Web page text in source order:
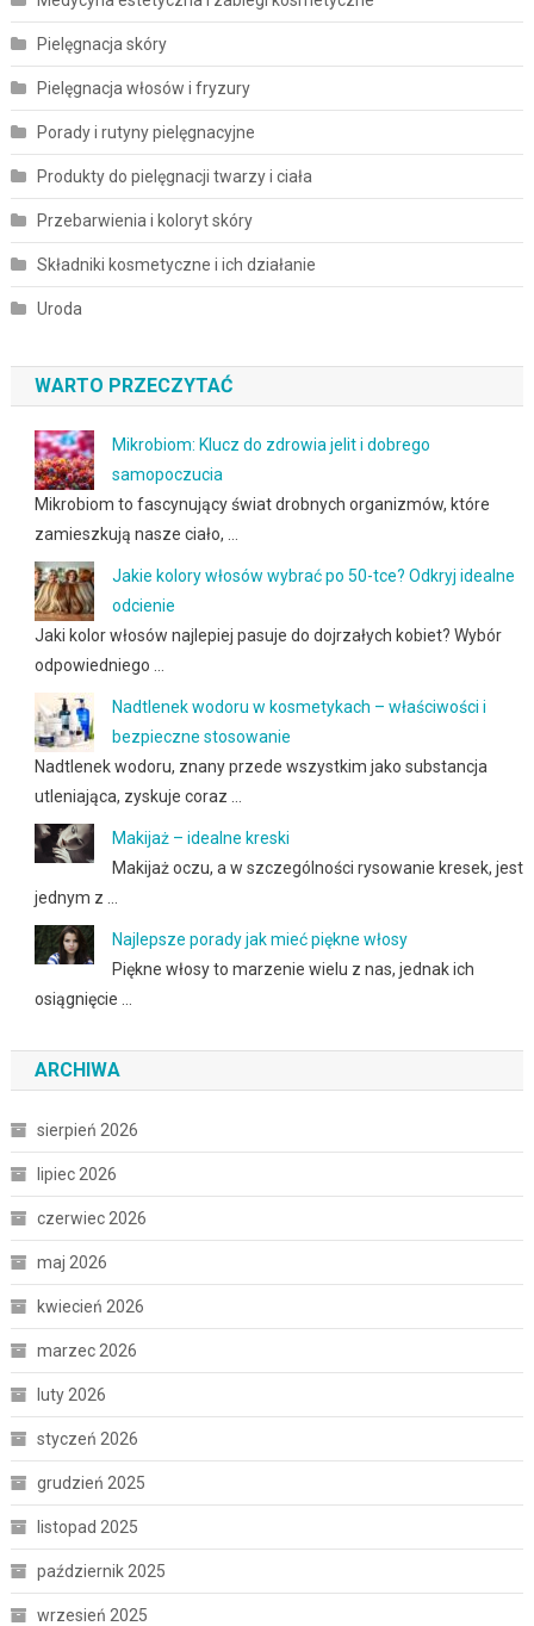
Pielęgnacja skóry
Pielęgnacja włosów i fryzury
Porady i rutyny pielęgnacyjne
Produkty do pielęgnacji twarzy i ciała
Przebarwienia i koloryt skóry
Składniki kosmetyczne i ich działanie
Uroda
WARTO PRZECZYTAĆ
Mikrobiom: Klucz do zdrowia jelit i dobrego
samopoczucia
Mikrobiom to fascynujący świat drobnych organizmów, które
zamieszkują nasze ciało, …
Jakie kolory włosów wybrać po 50-tce? Odkryj idealne
odcienie
Jaki kolor włosów najlepiej pasuje do dojrzałych kobiet? Wybór
odpowiedniego …
Nadtlenek wodoru w kosmetykach – właściwości i
bezpieczne stosowanie
Nadtlenek wodoru, znany przede wszystkim jako substancja
utleniająca, zyskuje coraz …
Makijaż – idealne kreski
Makijaż oczu, a w szczególności rysowanie kresek, jest
jednym z …
Najlepsze porady jak mieć piękne włosy
Piękne włosy to marzenie wielu z nas, jednak ich
osiągnięcie …
ARCHIWA
sierpień 2026
lipiec 2026
czerwiec 2026
maj 2026
kwiecień 2026
marzec 2026
luty 2026
styczeń 2026
grudzień 2025
listopad 2025
październik 2025
wrzesień 2025